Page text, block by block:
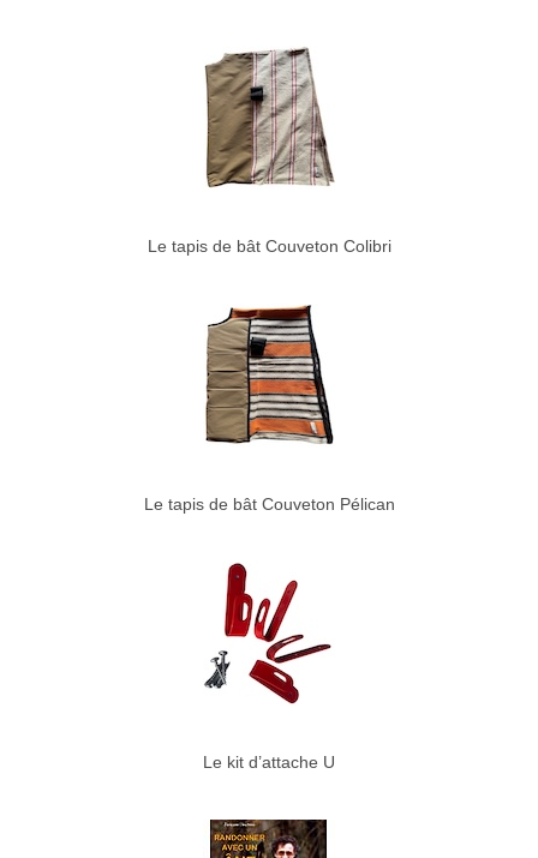
Le tapis de bât Couveton Colibri
Le tapis de bât Couveton Pélican
Le kit d’attache U